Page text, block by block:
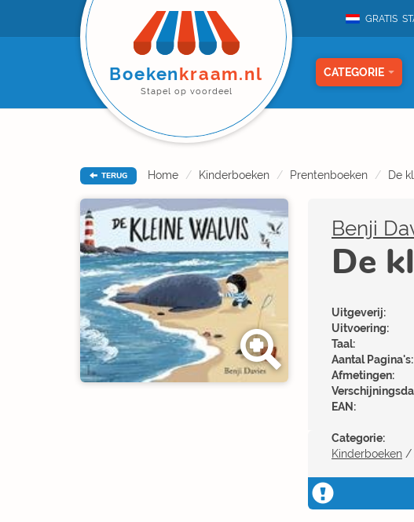
GRATIS
Boekenkraam.nl
Stapel op voordeel
CATEGORIE
TERUG Home Kinderboeken Prentenboeken De
Benji
De
Uitgeverij:
Uitvoering:
Taal:
Aantal Pagina's:
Afmetingen:
EAN:
Categorie:
Kinderboeken /